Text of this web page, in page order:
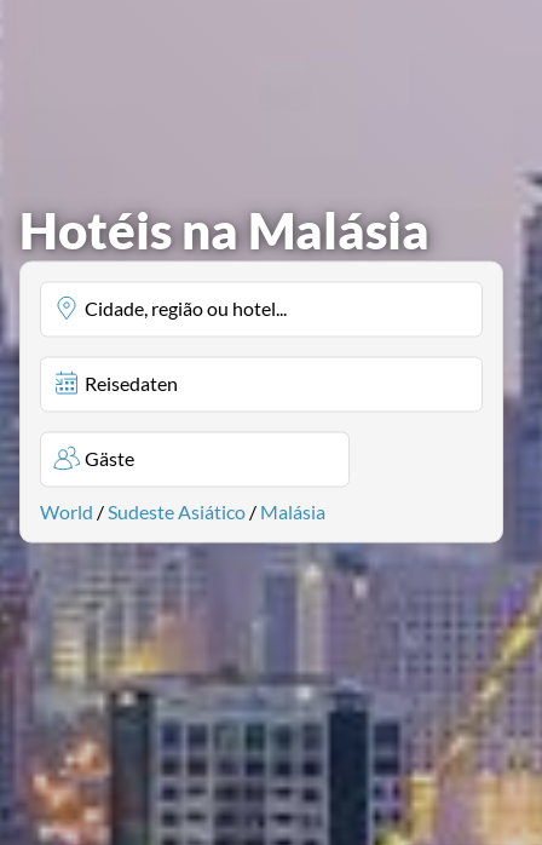
Hotéis na Malásia
Cidade, região ou hotel...
Reisedaten
Gäste
World / Sudeste Asiático / Malásia